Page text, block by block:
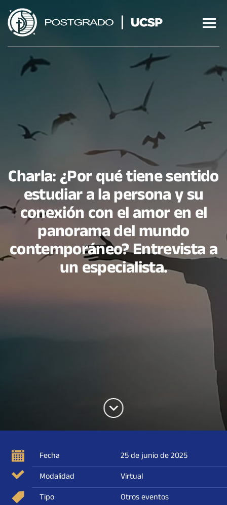
contenido
Charla: ¿Por qué tiene sentido
estudiar a la persona y su
conexión con el amor en el
panorama del mundo
contemporáneo? Entrevista a
un especialista.
Fecha
25 de junio de 2025
Modalidad
Virtual
Tipo
Otros eventos